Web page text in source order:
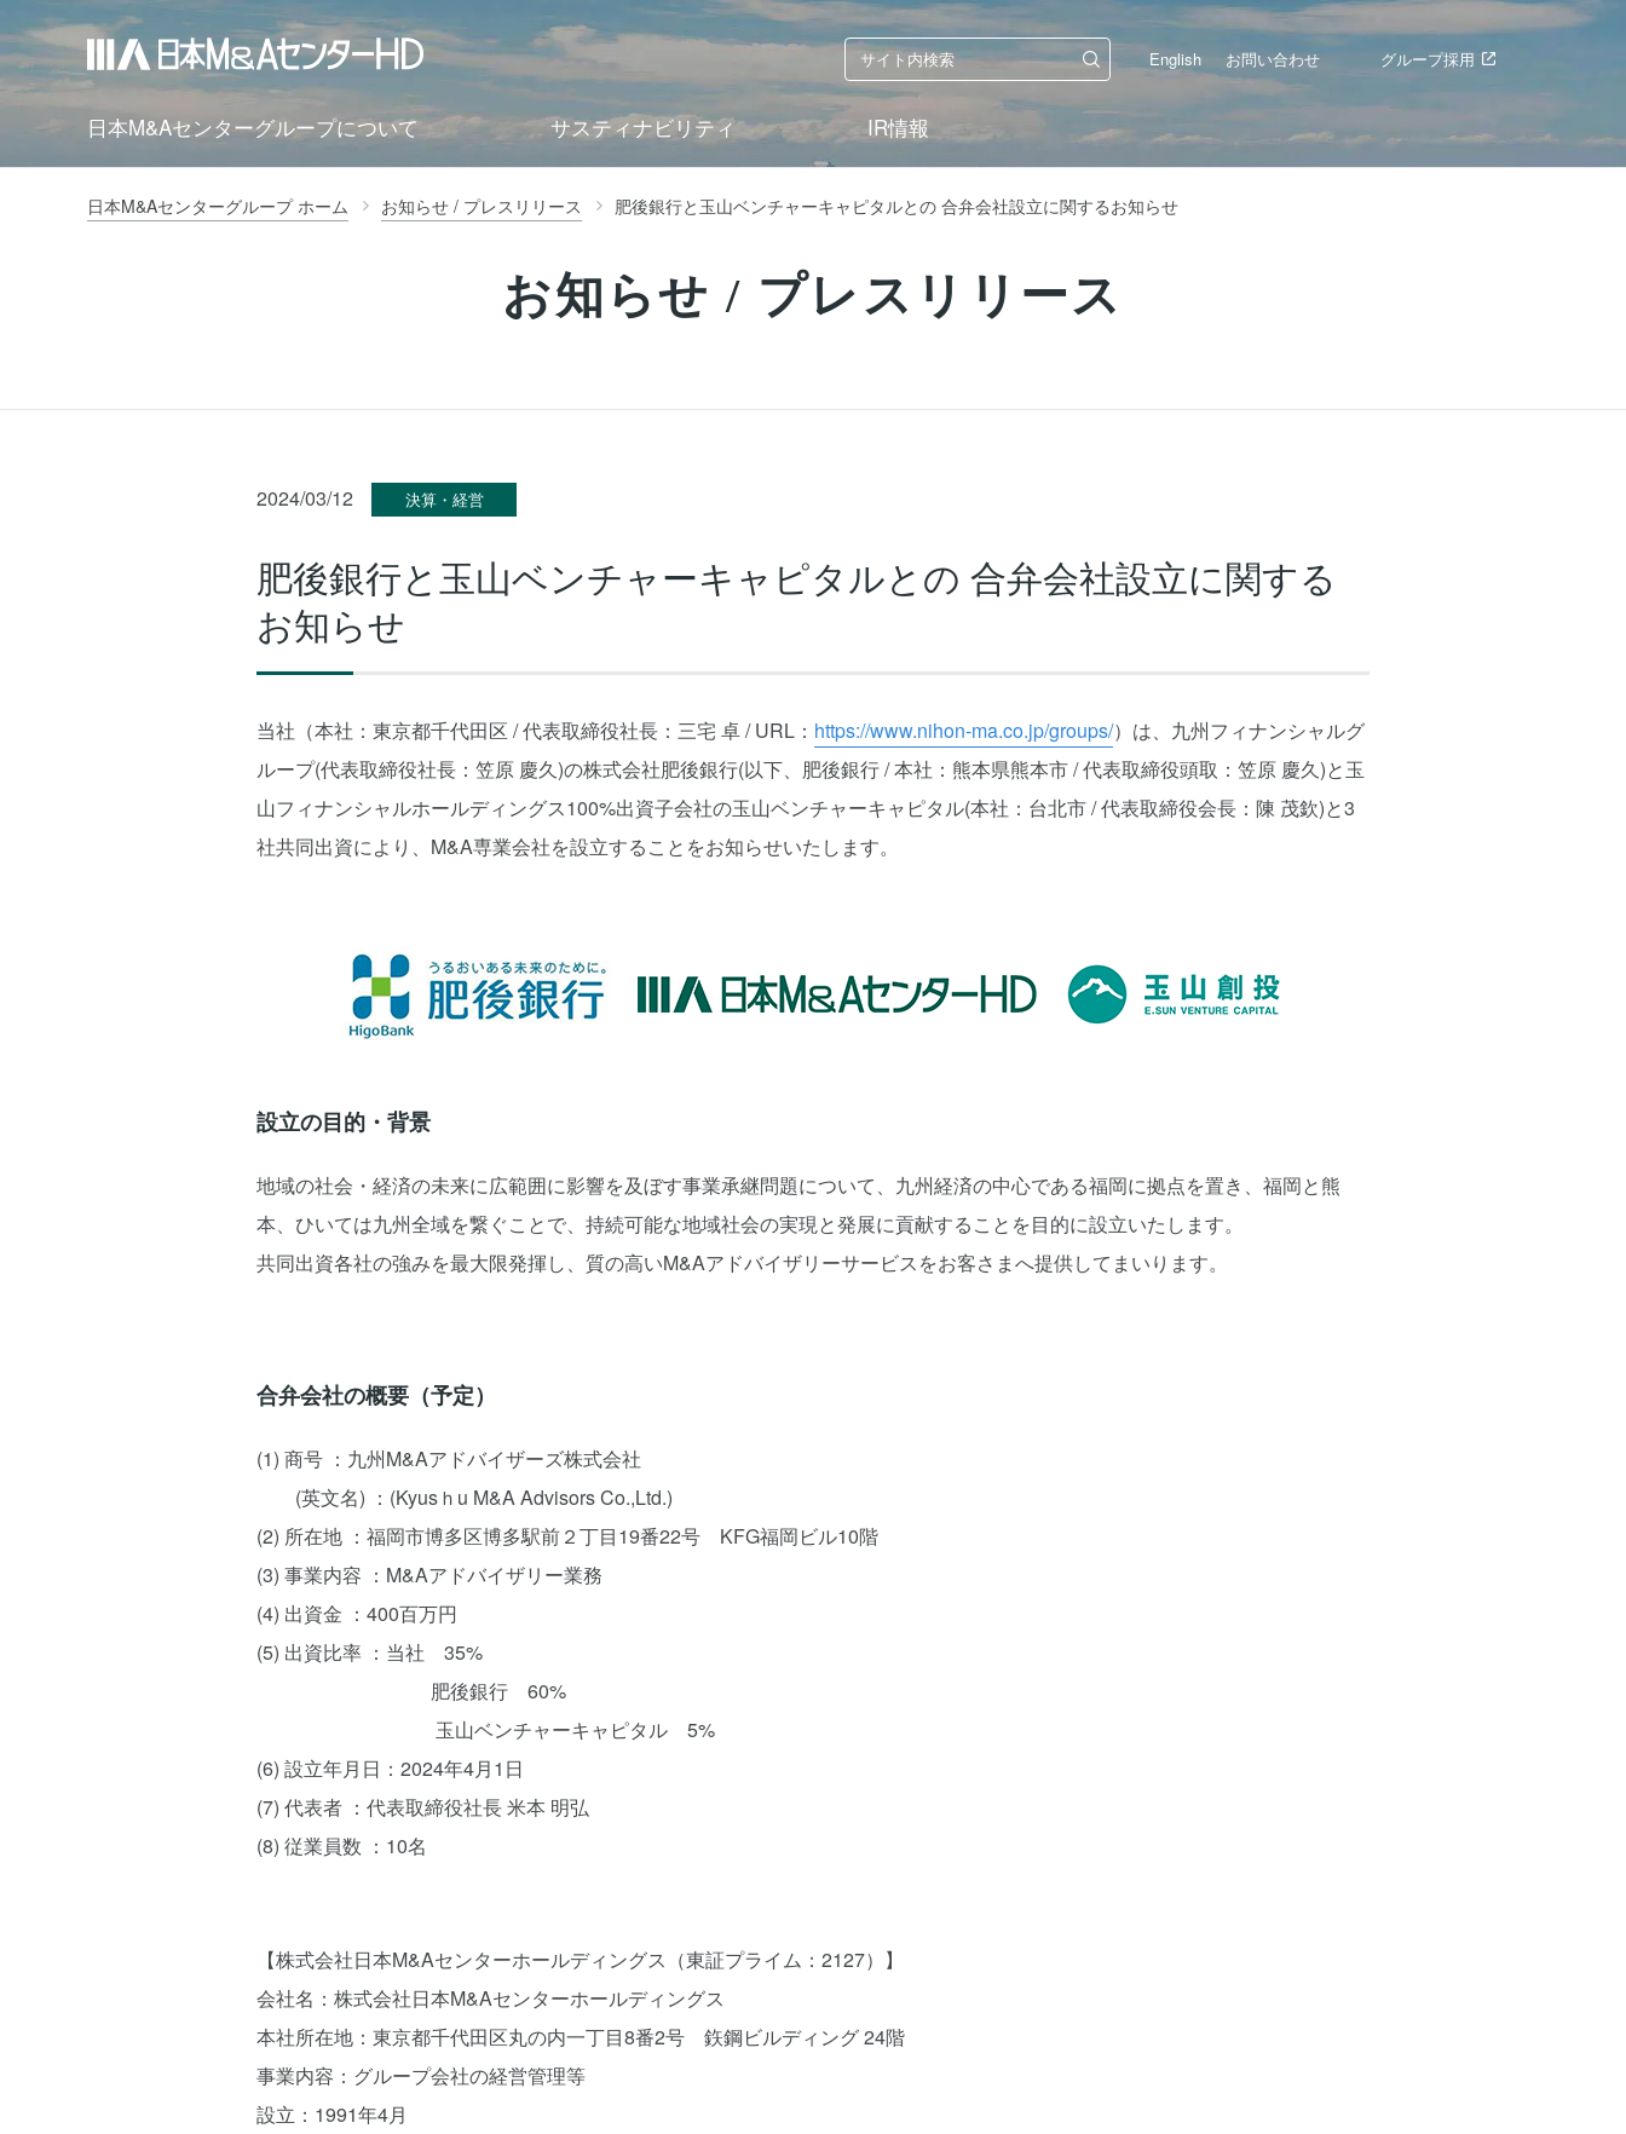
English お問い合わせ グループ採用
日本M&Aセンターグループについて サスティナビリティ IR情報
日本M&Aセンターグループ ホーム お知らせ / プレスリリース 肥後銀行と玉山ベンチャーキャピタルとの 合弁会社設立に関するお知らせ
お知らせ / プレスリリース
2024/03/12 決算・経営
肥後銀行と玉山ベンチャーキャピタルとの 合弁会社設立に関する
お知らせ
当社（本社：東京都千代田区 / 代表取締役社長：三宅 卓 / URL： https://www.nihon-ma.co.jp/groups/）は、九州フィナンシャルグ
ループ(代表取締役社長：笠原 慶久)の株式会社肥後銀行(以下、肥後銀行 / 本社：熊本県熊本市 / 代表取締役頭取：笠原 慶久)と玉
山フィナンシャルホールディングス100%出資子会社の玉山ベンチャーキャピタル(本社：台北市 / 代表取締役会長：陳 茂欽)と3
社共同出資により、M&A専業会社を設立することをお知らせいたします。
設立の目的・背景
地域の社会・経済の未来に広範囲に影響を及ぼす事業承継問題について、九州経済の中心である福岡に拠点を置き、福岡と熊
本、ひいては九州全域を繋ぐことで、持続可能な地域社会の実現と発展に貢献することを目的に設立いたします。
共同出資各社の強みを最大限発揮し、質の高いM&Aアドバイザリーサービスをお客さまへ提供してまいります。
合弁会社の概要（予定）
(1) 商号 ：九州M&Aアドバイザーズ株式会社
(英文名) ：(Kyusｈu M&A Advisors Co.,Ltd.)
(2) 所在地 ：福岡市博多区博多駅前２丁目19番22号 KFG福岡ビル10階
(3) 事業内容 ：M&Aアドバイザリー業務
(4) 出資金 ：400百万円
(5) 出資比率 ：当社 35%
肥後銀行 60%
玉山ベンチャーキャピタル 5%
(6) 設立年月日：2024年4月1日
(7) 代表者 ：代表取締役社長 米本 明弘
(8) 従業員数 ：10名
【株式会社日本M&Aセンターホールディングス（東証プライム：2127）】
会社名：株式会社日本M&Aセンターホールディングス
本社所在地：東京都千代田区丸の内一丁目8番2号 鉃鋼ビルディング 24階
事業内容：グループ会社の経営管理等
設立：1991年4月